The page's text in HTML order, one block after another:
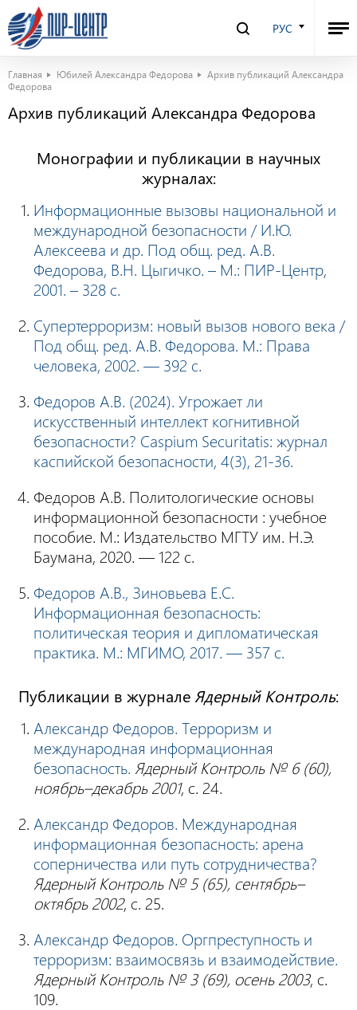
РУС
Главная Юбилей Александра Федорова
Архив публикаций Александра
Федорова
Архив публикаций Александра Федорова
Монографии и публикации в научных
журналах:
Информационные вызовы национальной и
международной безопасности / И.Ю.
Алексеева и др. Под общ. ред. А.В.
Федорова, В.Н. Цыгичко. – М.: ПИР-Центр,
2001. – 328 с.
Супертерроризм: новый вызов нового века /
Под общ. ред. А.В. Федорова. М.: Права
человека, 2002. — 392 с.
Федоров А.В. (2024). Угрожает ли
искусственный интеллект когнитивной
безопасности? Caspium Securitatis: журнал
каспийской безопасности, 4(3), 21-36.
Федоров А.В. Политологические основы
информационной безопасности : учебное
пособие. М.: Издательство МГТУ им. Н.Э.
Баумана, 2020. — 122 с.
Федоров А.В., Зиновьева Е.С.
Информационная безопасность:
политическая теория и дипломатическая
практика. М.: МГИМО, 2017. — 357 с.
Публикации в журнале Ядерный Контроль:
Александр Федоров. Терроризм и
международная информационная
безопасность. Ядерный Контроль № 6 (60),
ноябрь–декабрь 2001, с. 24.
Александр Федоров. Международная
информационная безопасность: арена
соперничества или путь сотрудничества?
Ядерный Контроль № 5 (65), сентябрь–
октябрь 2002, с. 25.
Александр Федоров. Оргпреступность и
терроризм: взаимосвязь и взаимодействие.
Ядерный Контроль № 3 (69), осень 2003, с.
109.